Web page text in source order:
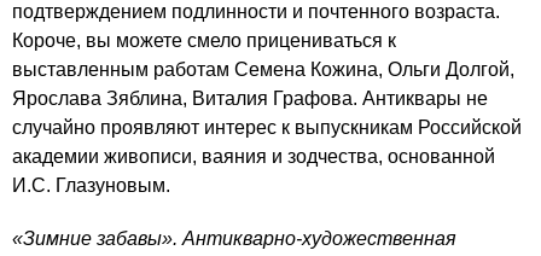
подтверждением подлинности и почтенного возраста.
Короче, вы можете смело прицениваться к
выставленным работам Семена Кожина, Ольги Долгой,
Ярослава Зяблина, Виталия Графова. Антиквары не
случайно проявляют интерес к выпускникам Российской
академии живописи, ваяния и зодчества, основанной
И.С. Глазуновым.
«Зимние забавы». Антикварно-художественная